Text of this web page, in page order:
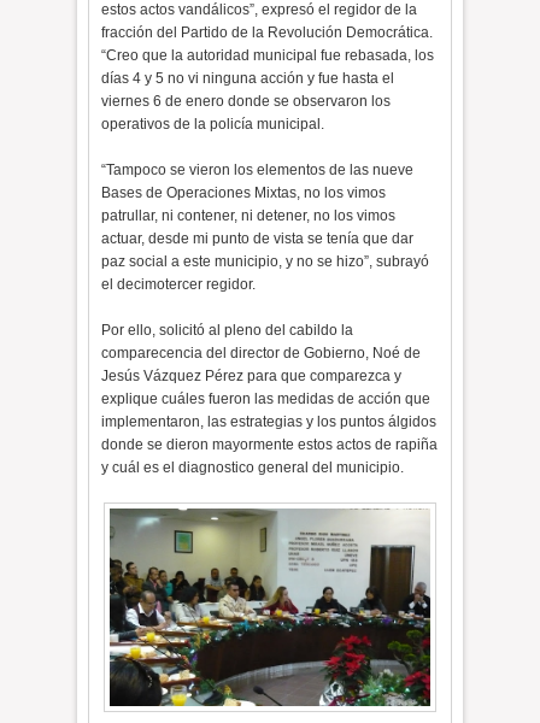
estos actos vandálicos”, expresó el regidor de la
fracción del Partido de la Revolución Democrática.
“Creo que la autoridad municipal fue rebasada, los
días 4 y 5 no vi ninguna acción y fue hasta el
viernes 6 de enero donde se observaron los
operativos de la policía municipal.
“Tampoco se vieron los elementos de las nueve
Bases de Operaciones Mixtas, no los vimos
patrullar, ni contener, ni detener, no los vimos
actuar, desde mi punto de vista se tenía que dar
paz social a este municipio, y no se hizo”, subrayó
el decimotercer regidor.
Por ello, solicitó al pleno del cabildo la
comparecencia del director de Gobierno, Noé de
Jesús Vázquez Pérez para que comparezca y
explique cuáles fueron las medidas de acción que
implementaron, las estrategias y los puntos álgidos
donde se dieron mayormente estos actos de rapiña
y cuál es el diagnostico general del municipio.